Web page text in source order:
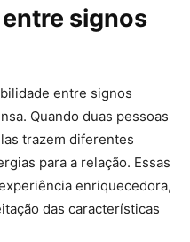
signos
entre signos
Quando duas pessoas
trazem diferentes
para a relação. Essas
enriquecedora,
das características